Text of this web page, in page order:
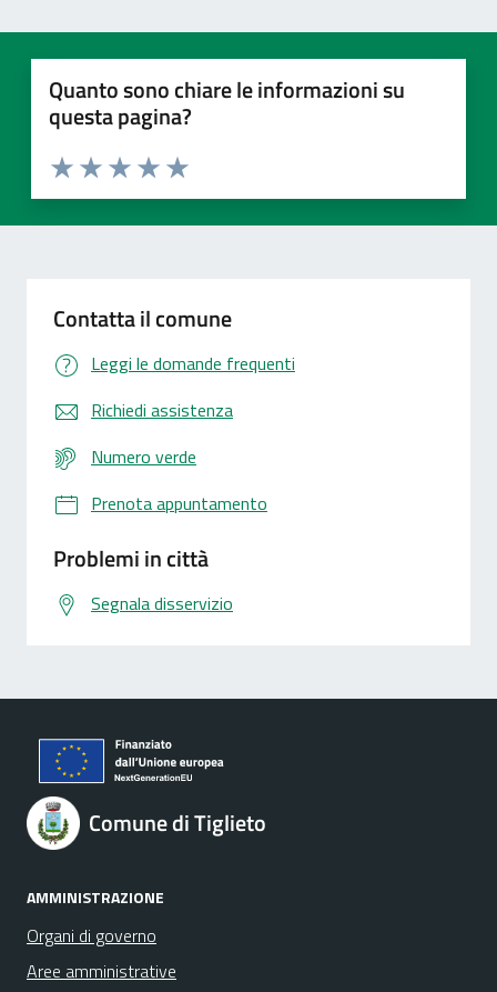
Quanto sono chiare le informazioni su
questa pagina?
Valuta 5 stelle su 5
Valuta 4 stelle su 5
Valuta 3 stelle su 5
Valuta 2 stelle su 5
Valuta 1 stelle su 5
Contatta il comune
Leggi le domande frequenti
Richiedi assistenza
Numero verde
Prenota appuntamento
Problemi in città
Segnala disservizio
Comune di Tiglieto
AMMINISTRAZIONE
Organi di governo
Aree amministrative